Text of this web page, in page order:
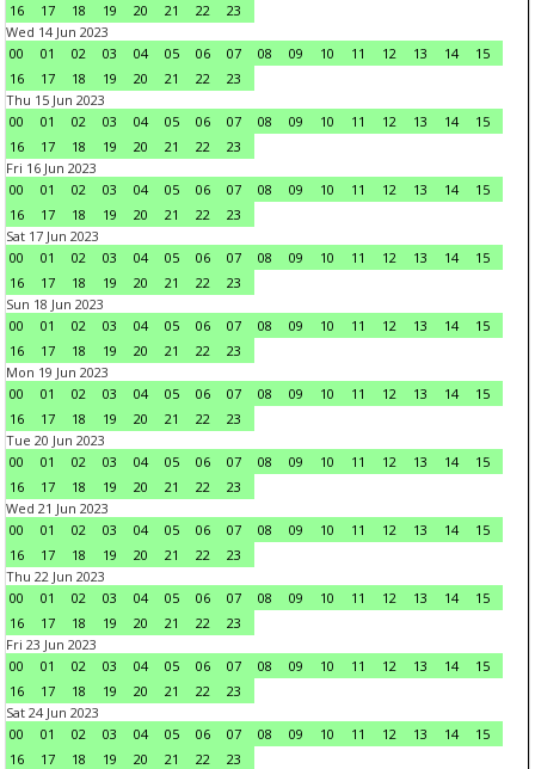
16
17 18 19 20 21 22
23
Wed 14 Jun 2023
00
01 02 03 04 05 06 07 08 09 10 11 12 13 14
15
16
17 18 19 20 21 22
23
Thu 15 Jun 2023
00
01 02 03 04 05 06 07 08 09 10 11 12 13 14
15
16
17 18 19 20 21 22
23
Fri 16 Jun 2023
00
01 02 03 04 05 06 07 08 09 10 11 12 13 14
15
16
17 18 19 20 21 22
23
Sat 17 Jun 2023
00
01 02 03 04 05 06 07 08 09 10 11 12 13 14
15
16
17 18 19 20 21 22
23
Sun 18 Jun 2023
00
01 02 03 04 05 06 07 08 09 10 11 12 13 14
15
16
17 18 19 20 21 22
23
Mon 19 Jun 2023
00
01 02 03 04 05 06 07 08 09 10 11 12 13 14
15
16
17 18 19 20 21 22
23
Tue 20 Jun 2023
00
01 02 03 04 05 06 07 08 09 10 11 12 13 14
15
16
17 18 19 20 21 22
23
Wed 21 Jun 2023
00
01 02 03 04 05 06 07 08 09 10 11 12 13 14
15
16
17 18 19 20 21 22
23
Thu 22 Jun 2023
00
01 02 03 04 05 06 07 08 09 10 11 12 13 14
15
16
17 18 19 20 21 22
23
Fri 23 Jun 2023
00
01 02 03 04 05 06 07 08 09 10 11 12 13 14
15
16
17 18 19 20 21 22
23
Sat 24 Jun 2023
00
01 02 03 04 05 06 07 08 09 10 11 12 13 14
15
16
17 18 19 20 21 22
23